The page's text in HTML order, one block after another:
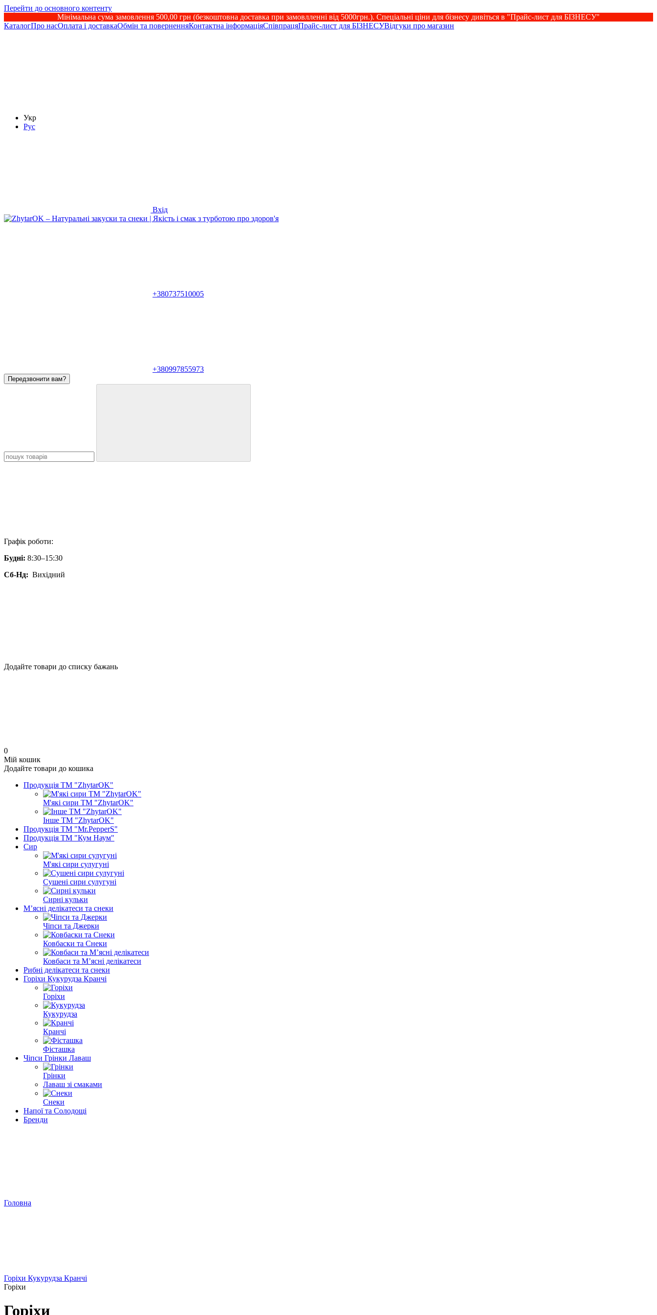
Перейти до основного контенту
Мінімальна сума замовлення 500,00 грн (безкоштовна доставка при замовлленні від 5000грн.). Спеціальні ціни для бізнесу дивіться в "Прайс-лист для БІЗНЕСУ"
КаталогПро насОплата і доставкаОбмін та поверненняКонтактна інформаціяСпівпрацяПрайс-лист для БІЗНЕСУВідгуки про магазин
Укр
Рус
Вхід
+380737510005
+380997855973
Передзвонити вам?
Графік роботи:
Будні: 8:30–15:30
Сб-Нд: Вихідний
Додайте товари до списку бажань
0
Мій кошик
Додайте товари до кошика
Продукція ТМ "ZhytarOK"
М'які сири ТМ "ZhytarOK"
Інше ТМ "ZhytarOK"
Продукція ТМ "Mr.PepperS"
Продукція ТМ "Кум Наум"
Сир
М'які сири сулугуні
Сушені сири сулугуні
Сирні кульки
М’ясні делікатеси та снеки
Чіпси та Джерки
Ковбаски та Снеки
Ковбаси та М’ясні делікатеси
Рибні делікатеси та снеки
Горіхи Кукурудза Кранчі
Горіхи
Кукурудза
Кранчі
Фісташка
Чіпси Грінки Лаваш
Грінки
Лаваш зі смаками
Снеки
Напої та Солодощі
Бренди
Головна
Горіхи Кукурудза Кранчі
Горіхи
Горіхи